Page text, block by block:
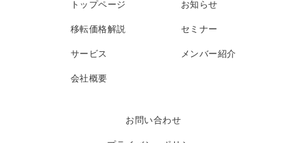
トップページ
移転価格解説
サービス
会社概要
お知らせ
セミナー
メンバー紹介
お問い合わせ